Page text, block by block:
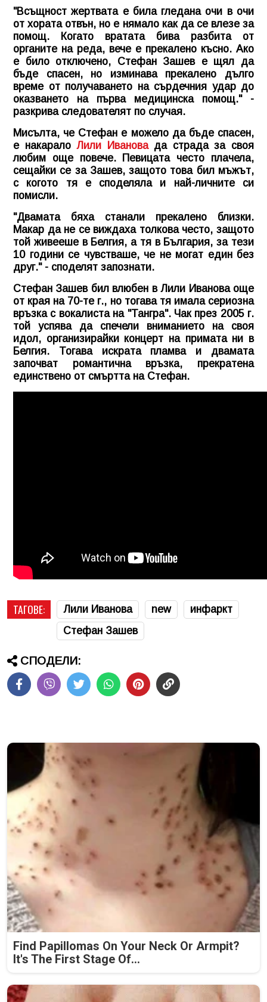
"Всъщност жертвата е била гледана очи в очи
от хората отвън, но е нямало как да се влезе за
помощ. Когато вратата бива разбита от
органите на реда, вече е прекалено късно. Ако
е било отключено, Стефан Зашев е щял да
бъде спасен, но изминава прекалено дълго
време от получаването на сърдечния удар до
оказването на първа медицинска помощ." -
разкрива следователят по случая.
Мисълта, че Стефан е можело да бъде спасен,
е накаралоЛили Ивановада страда за своя
любим още повече. Певицата често плачела,
сещайки се за Зашев, защото това бил мъжът,
с когото тя е споделяла и най-личните си
помисли.
"Двамата бяха станали прекалено близки.
Макар да не се виждаха толкова често, защото
той живееше в Белгия, а тя в България, за тези
10 години се чувстваше, че не могат един без
друг." - споделят запознати.
Стефан Зашев бил влюбен в Лили Иванова още
от края на 70-те г., но тогава тя имала сериозна
връзка с вокалиста на "Тангра". Чак през 2005 г.
той успява да спечели вниманието на своя
идол, организирайки концерт на примата ни в
Белгия. Тогава искрата пламва и двамата
започват романтична връзка, прекратена
единствено от смъртта на Стефан.
ТАГОВЕ: Лили Иванова new
инфаркт
Стефан Зашев
СПОДЕЛИ:
Find Papillomas On Your Neck Or Armpit?
It's The First Stage Of...